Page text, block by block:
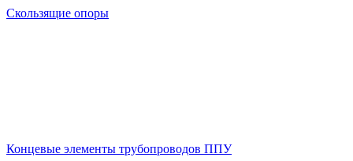
Скользящие опоры
Концевые элементы трубопроводов ППУ